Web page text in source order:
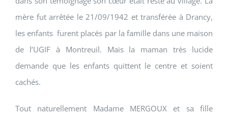
mère fut arrêtée le 21/09/1942 et transférée à Drancy,
les enfants furent placés par la famille dans une maison
de l’UGIF à Montreuil. Mais la maman très lucide
demande que les enfants quittent le centre et soient
cachés.
Tout naturellement Madame MERGOUX et sa fille